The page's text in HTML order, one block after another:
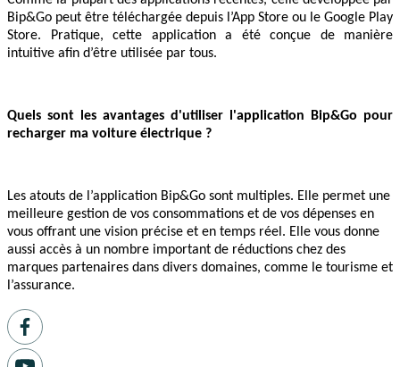
Bip&Go peut être téléchargée depuis l’App Store ou le Google Play
Store. Pratique, cette application a été conçue de manière
intuitive afin d’être utilisée par tous.
Quels sont les avantages d'utiliser l'application Bip&Go pour
recharger ma voiture électrique ?
Les atouts de l’application Bip&Go sont multiples. Elle permet une
meilleure gestion de vos consommations et de vos dépenses en
vous offrant une vision précise et en temps réel. Elle vous donne
aussi accès à un nombre important de réductions chez des
marques partenaires dans divers domaines, comme le tourisme et
l’assurance.